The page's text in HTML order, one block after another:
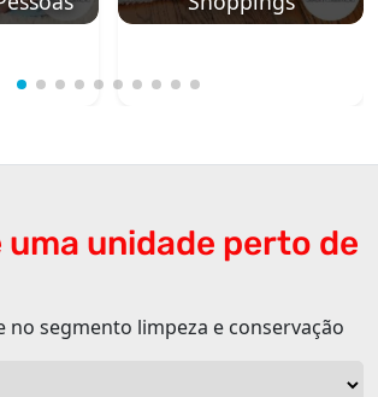
unidade perto de
no segmento limpeza e conservação